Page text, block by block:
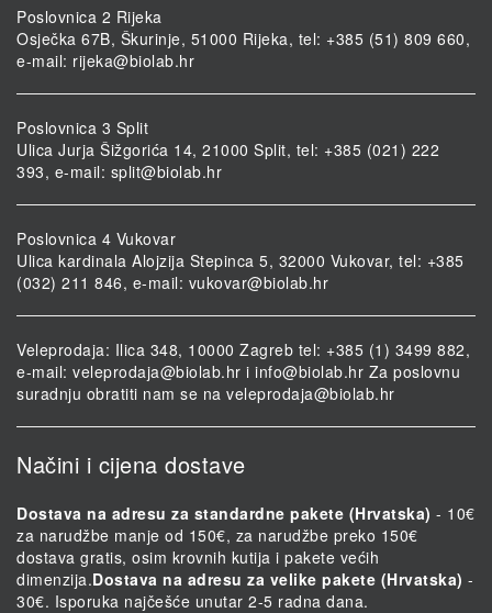
Poslovnica 2 Rijeka
Osječka 67B, Škurinje, 51000 Rijeka, tel: +385 (51) 809 660,
e-mail: rijeka@biolab.hr
Poslovnica 3 Split
Ulica Jurja Šižgorića 14, 21000 Split, tel: +385 (021) 222
393, e-mail: split@biolab.hr
Poslovnica 4 Vukovar
Ulica kardinala Alojzija Stepinca 5, 32000 Vukovar, tel: +385
(032) 211 846, e-mail: vukovar@biolab.hr
Veleprodaja: Ilica 348, 10000 Zagreb tel: +385 (1) 3499 882,
e-mail: veleprodaja@biolab.hr i info@biolab.hr Za poslovnu
suradnju obratiti nam se na veleprodaja@biolab.hr
Načini i cijena dostave
Dostava na adresu za standardne pakete (Hrvatska) - 10€
za narudžbe manje od 150€, za narudžbe preko 150€
dostava gratis, osim krovnih kutija i pakete većih
dimenzija.Dostava na adresu za velike pakete (Hrvatska) -
30€. Isporuka najčešće unutar 2-5 radna dana.